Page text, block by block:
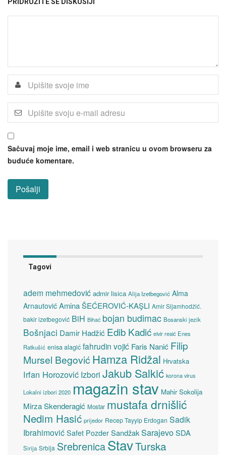
Sačuvaj moje ime, email i web stranicu u ovom browseru za
buduće komentare.
Tagovi
adem mehmedović admir lisica Alija Izetbegović Alma
Arnautović Amina ŠEĆEROVIĆ-KAŞLI Amir Sijamhodžić.
bakir izetbegović BiH Bihać bojan budimac Bosanski jezik
Bošnjaci Damir Hadžić Edib Kadić elvir resić Enes
Ratkušić enisa alagić fahrudin vojić Faris Nanić Filip
Mursel Begović Hamza Ridžal Hrvatska
Irfan Horozović Izbori Jakub Salkić korona virus
Lokalni izbori 2020 magazin stav Mahir Sokolija
Mirza Skenderagić Mostar mustafa drnišlić
Nedim Hasić prijedor Recep Tayyip Erdogan Sadik
Ibrahimović Safet Pozder SandžakSarajevoSDA
Sirija Srbija SrebrenicaStavTurska